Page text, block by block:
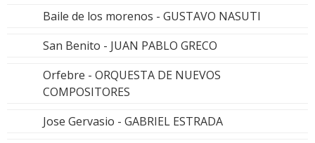
Baile de los morenos - GUSTAVO NASUTI
San Benito - JUAN PABLO GRECO
Orfebre - ORQUESTA DE NUEVOS
COMPOSITORES
Jose Gervasio - GABRIEL ESTRADA